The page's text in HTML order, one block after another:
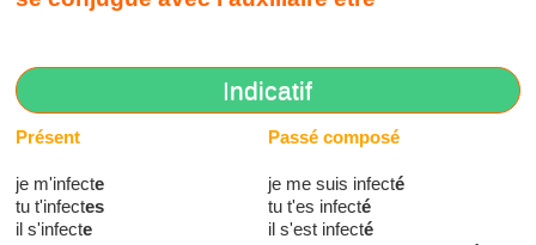
Indicatif
Présent
je m'infecte
tu t'infectes
il s'infecte
Passé composé
je me suis infecté
tu t'es infecté
il s'est infecté